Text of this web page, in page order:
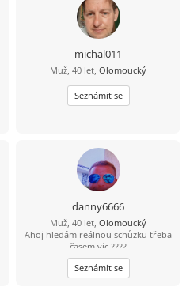
michal011
Muž, 40 let, Olomoucký
Seznámit se
danny6666
Muž, 40 let, Olomoucký
Ahoj hledám reálnou schůzku třeba
časem víc ????
Seznámit se